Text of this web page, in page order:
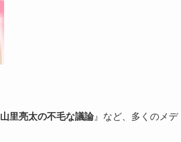
山里亮太の不毛な議論』など、多くのメデ